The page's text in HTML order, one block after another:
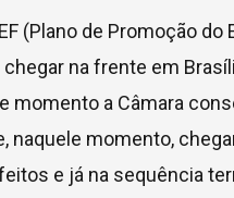
(Plano de Promoção
na frente em
momento a Câmara
naquele momento,
e já na sequência